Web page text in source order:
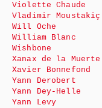
Violette Chaude
Vladimir Moustakiç
Will Oche
William Blanc
Wishbone
Xanax de la Muerte
Xavier Bonnefond
Yann Derobert
Yann Dey-Helle
Yann Levy